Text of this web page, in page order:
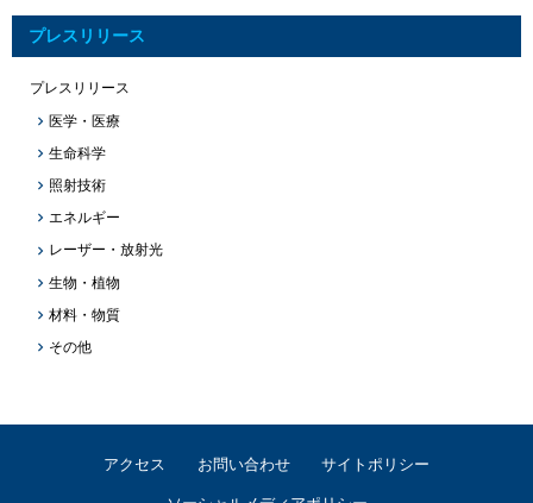
プレスリリース
プレスリリース
医学・医療
生命科学
照射技術
エネルギー
レーザー・放射光
生物・植物
材料・物質
その他
アクセス お問い合わせ サイトポリシー